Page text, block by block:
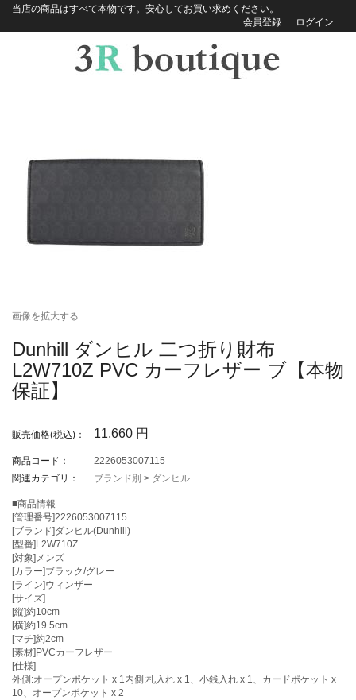
当店の商品はすべて本物です。安心してお買い求めください。
会員登録
ログイン
画像を拡大する
Dunhill ダンヒル 二つ折り財布
L2W710Z PVC カーフレザー ブ【本物
保証】
販売価格(税込)： 11,660 円
商品コード：
2226053007115
関連カテゴリ：
ブランド別 > ダンヒル
■商品情報
[管理番号]2226053007115
[ブランド]ダンヒル(Dunhill)
[型番]L2W710Z
[対象]メンズ
[カラー]ブラック/グレー
[ライン]ウィンザー
[サイズ]
[縦]約10cm
[横]約19.5cm
[マチ]約2cm
[素材]PVCカーフレザー
[仕様]
外側:オープンポケット x 1内側:札入れ x 1、小銭入れ x 1、カードポケット x
10、オープンポケット x 2